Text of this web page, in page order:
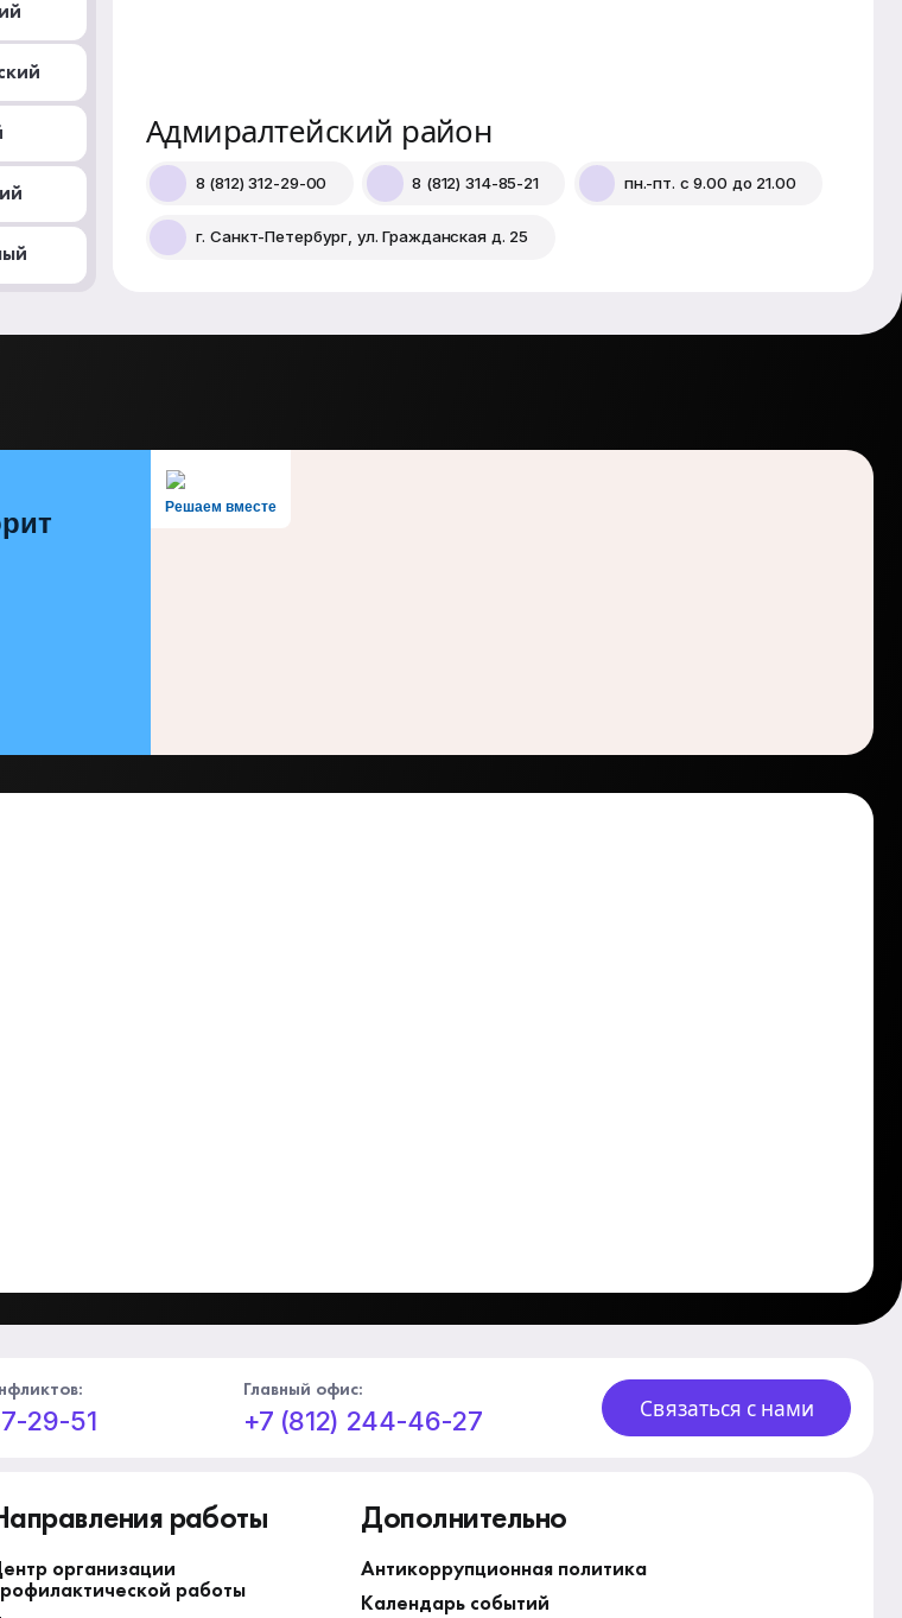
Адмиралтейский район
8 (812) 312-29-00 8 (812) 314-85-21 пн.-пт. с 9.00 до 21.00
г. Санкт-Петербург, ул. Гражданская д. 25
Решаем вместе
Связаться с нами
29-51
Главный офис:
+7 (812) 244-46-27
работы
организации
работы
Дополнительно
Антикоррупционная политика
Календарь событий